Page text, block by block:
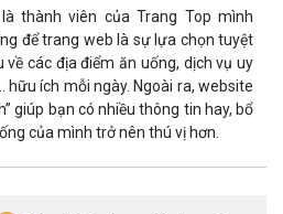
thành viên của Trang Top mình
để trang web là sự lựa chọn tuyệt
các địa điểm ăn uống, dịch vụ uy
hữu ích mỗi ngày. Ngoài ra, website
giúp bạn có nhiều thông tin hay, bổ
của mình trở nên thú vị hơn.